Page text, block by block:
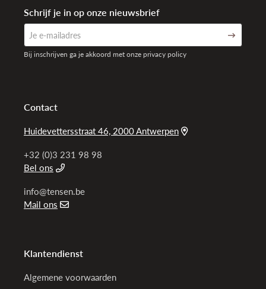
Contact
Huidevettersstraat 46, 2000 Antwerpen
+32 (0)3 231 98 98
Bel ons
info@tensen.be
Mail ons
Klantendienst
Algemene voorwaarden
Schrijf je in op onze nieuwsbrief
Bij inschrijven ga je akkoord met onze privacy policy